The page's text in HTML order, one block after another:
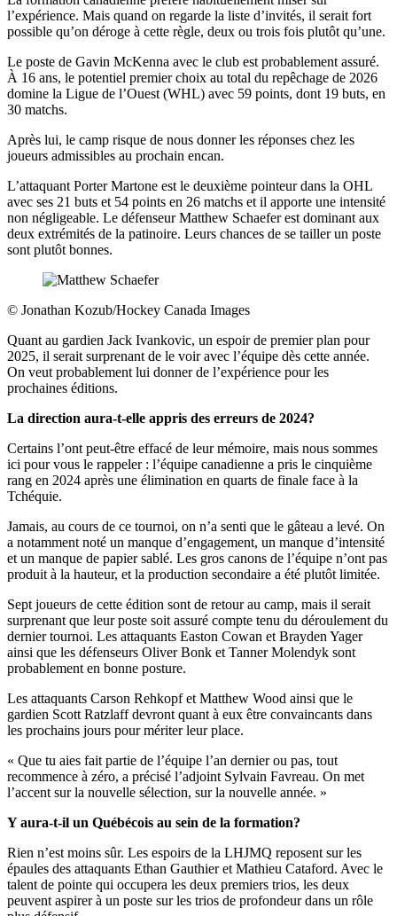
l’expérience. Mais quand on regarde la liste d’invités, il serait fort
possible qu’on déroge à cette règle, deux ou trois fois plutôt qu’une.
Le poste de Gavin McKenna avec le club est probablement assuré.
À 16 ans, le potentiel premier choix au total du repêchage de 2026
domine la Ligue de l’Ouest (WHL) avec 59 points, dont 19 buts, en
30 matchs.
Après lui, le camp risque de nous donner les réponses chez les
joueurs admissibles au prochain encan.
L’attaquant Porter Martone est le deuxième pointeur dans la OHL
avec ses 21 buts et 54 points en 26 matchs et il apporte une intensité
non négligeable. Le défenseur Matthew Schaefer est dominant aux
deux extrémités de la patinoire. Leurs chances de se tailler un poste
sont plutôt bonnes.
© Jonathan Kozub/Hockey Canada Images
Quant au gardien Jack Ivankovic, un espoir de premier plan pour
2025, il serait surprenant de le voir avec l’équipe dès cette année.
On veut probablement lui donner de l’expérience pour les
prochaines éditions.
La direction aura-t-elle appris des erreurs de 2024?
Certains l’ont peut-être effacé de leur mémoire, mais nous sommes
ici pour vous le rappeler : l’équipe canadienne a pris le cinquième
rang en 2024 après une élimination en quarts de finale face à la
Tchéquie.
Jamais, au cours de ce tournoi, on n’a senti que le gâteau a levé. On
a notamment noté un manque d’engagement, un manque d’intensité
et un manque de papier sablé. Les gros canons de l’équipe n’ont pas
produit à la hauteur, et la production secondaire a été plutôt limitée.
Sept joueurs de cette édition sont de retour au camp, mais il serait
surprenant que leur poste soit assuré compte tenu du déroulement du
dernier tournoi. Les attaquants Easton Cowan et Brayden Yager
ainsi que les défenseurs Oliver Bonk et Tanner Molendyk sont
probablement en bonne posture.
Les attaquants Carson Rehkopf et Matthew Wood ainsi que le
gardien Scott Ratzlaff devront quant à eux être convaincants dans
les prochains jours pour mériter leur place.
« Que tu aies fait partie de l’équipe l’an dernier ou pas, tout
recommence à zéro, a précisé l’adjoint Sylvain Favreau. On met
l’accent sur la nouvelle sélection, sur la nouvelle année. »
Y aura-t-il un Québécois au sein de la formation?
Rien n’est moins sûr. Les espoirs de la LHJMQ reposent sur les
épaules des attaquants Ethan Gauthier et Mathieu Cataford. Avec le
talent de pointe qui occupera les deux premiers trios, les deux
peuvent aspirer à un poste sur les trios de profondeur dans un rôle